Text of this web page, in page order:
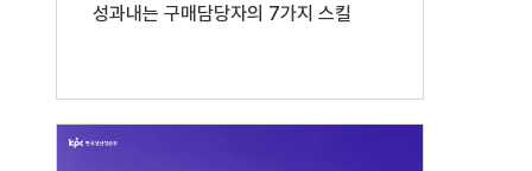
성과내는 구매담당자의 7가지 스킬